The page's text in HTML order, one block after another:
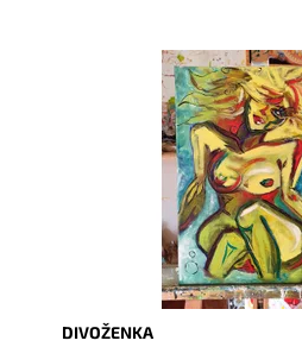
Vyprodáno
6076
DIVOŽENKA